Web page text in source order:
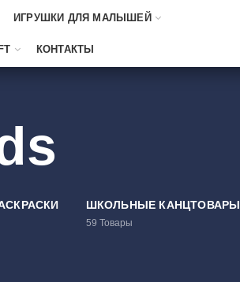
ИГРУШКИ ДЛЯ МАЛЫШЕЙ
КОНТАКТЫ
ШКОЛЬНЫЕ КАНЦТОВАРЫ
59 Товары